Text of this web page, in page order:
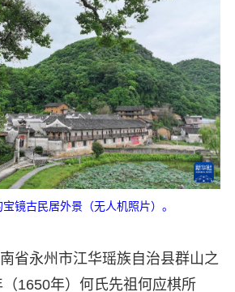
镜古民居外景（无人机照片）。
省永州市江华瑶族自治县群山之
1650年）何氏先祖何应棋所